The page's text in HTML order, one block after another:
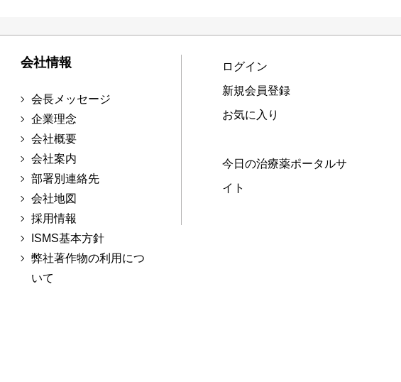
会社情報
会長メッセージ
企業理念
会社概要
会社案内
部署別連絡先
会社地図
採用情報
ISMS基本方針
弊社著作物の利用につ
いて
ログイン
新規会員登録
お気に入り
今日の治療薬ポータルサ
イト